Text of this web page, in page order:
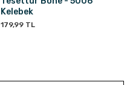
Kelebek
179,99 TL